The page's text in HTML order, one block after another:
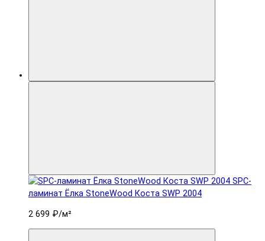
SPC-
ламинат Ëлка StoneWood Коста SWP 2004
2 699 ₽/м²